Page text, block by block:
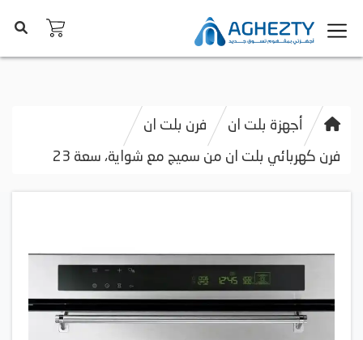
أجهزة بلت ان فرن بلت ان
فرن كهربائي بلت ان من سميج مع شواية، سعة 23